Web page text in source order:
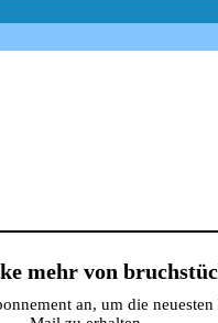
mehr von
an, um die neuesten